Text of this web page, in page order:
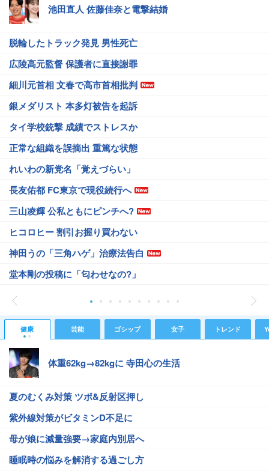
池田直人 佐藤佳奈と電撃結婚
脱輪したトラック発見 男性死亡
広陵高元監督 保護者に直接謝罪
細川元首相 文春で高市首相批判
銀メダリスト 本多灯被告を起訴
タイ学校銃撃 成績でストレスか
正常な組織を誤摘出 重篤な状態
れいわの新党名「覚えづらい」
長友佑都 FC東京で現役続行へ
三山凌輝 公私ともにピンチへ?
ヒコロヒー 割引お握り買わない
神田うの「三角ハゲ」治療法告白
堂本剛の投稿に「匂わせなの?」
健康 芸能 ゴシップ 女子 トレンド
体重62kg→82kgに 寺田心の生活
夏のむくみ対策 ツボ&反射区押し
紫外線対策がビタミンD不足に
母が娘に減量強要→家庭内別居へ
睡眠時の悩みを解消する過ごし方